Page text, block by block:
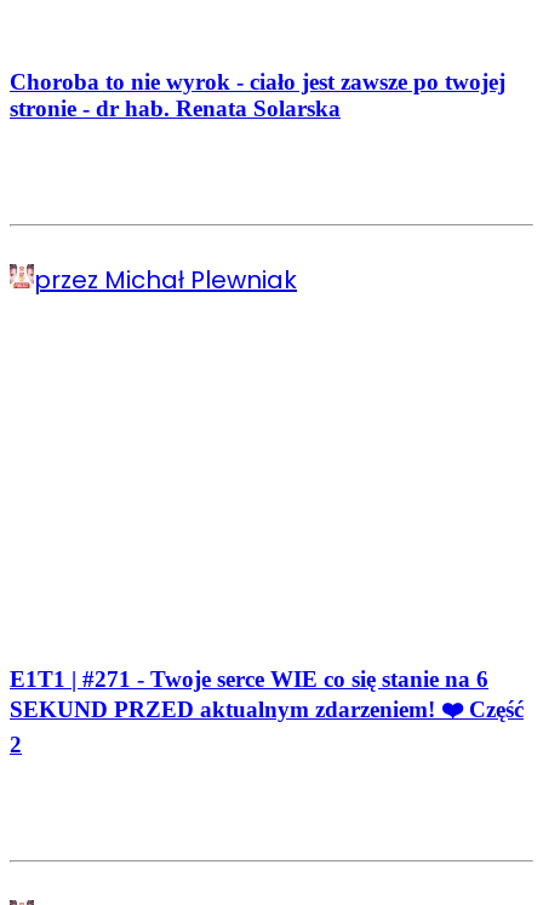
Choroba to nie wyrok - ciało jest zawsze po twojej
stronie - dr hab. Renata Solarska
przez Michał Plewniak
E1T1 | #271 - Twoje serce WIE co się stanie na 6
SEKUND PRZED aktualnym zdarzeniem! ❤️ Część
2